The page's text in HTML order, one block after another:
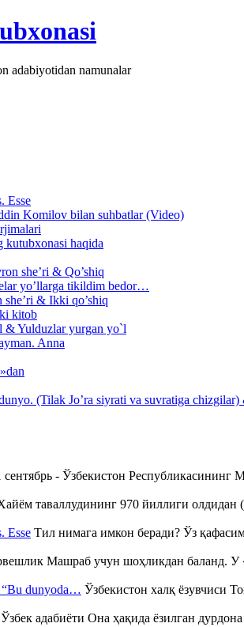
adabiyotidan namunalar
Esse
Komilov bilan suhbatlar (Video)
haqida
she’ri & Qo’shiq
yo’llarga tikildim bedor…
& Ikki qo’shiq
kitob
& Yulduzlar yurgan yo`l
Anna
(Tilak Jo’ra siyrati va suvratiga
сентябрь - Ўзбекистон
таваллудининг 970 йиллиги олдидан
Esse Тил нимага имкон беради? Ўз
Машраб учун шоҳликдан баланд. У
“Bu dunyoda… Ўзбекистон халқ ёзувчиси
адабиёти Она ҳақида ёзилган